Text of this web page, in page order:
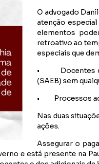
O advogado
atenção
elementos
retroativo ao
especiais que
•
Docentes
(SAEB) sem
•
Processos
Nas duas
ações.
Assegurar o
e está presente na